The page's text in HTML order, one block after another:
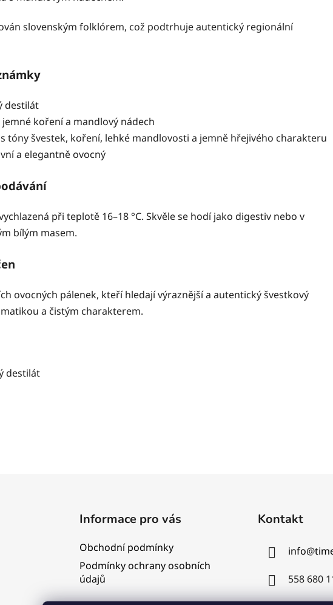
slovenským folklórem, což podtrhuje autentický regionální
destilát
jemné koření a mandlový nádech
s tóny švestek, koření, lehké mandlovosti a jemně hřejivého charakteru
a elegantně ovocný
při teplotě 16–18 °C. Skvěle se hodí jako digestiv nebo v
bílým masem.
ovocných pálenek, kteří hledají výraznější a autentický švestkový
a čistým charakterem.
destilát
Informace pro vás
Obchodní podmínky
Podmínky ochrany osobních
údajů
Kontakt
info@
558 680